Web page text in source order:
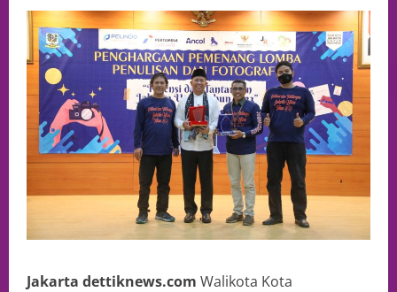
Jakarta dettiknews.com Walikota Kota